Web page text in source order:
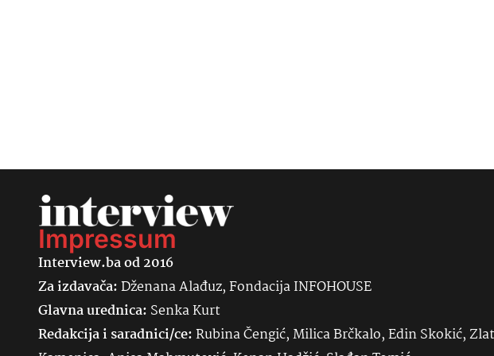
Impressum
Interview.ba od 2016
Za izdavača:Dženana Alađuz, Fondacija INFOHOUSE
Glavna urednica: SenkaKurt
Redakcija i saradnici/ce:Rubina Čengić, Milica Brčkalo, Edin Skokić,